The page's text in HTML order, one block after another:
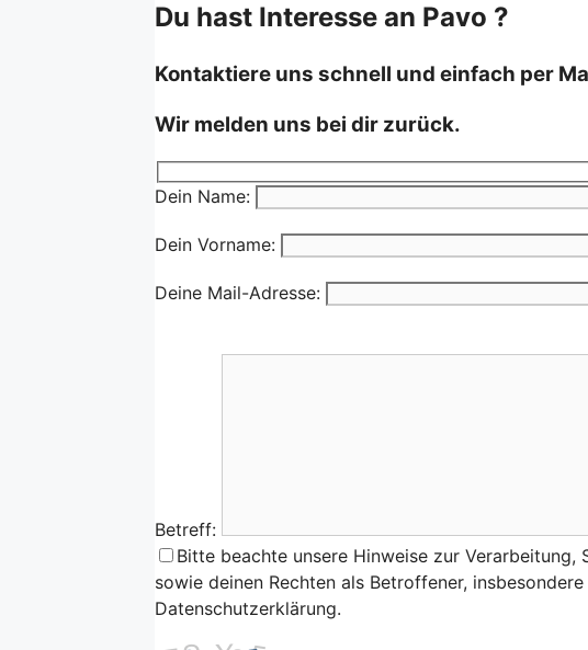
Du hast Interesse an Pavo ?
Kontaktiere uns schnell und einfach per
Wir melden uns bei dir zurück.
Dein Name:
Dein Vorname:
Deine Mail-Adresse:
Betreff:
Bitte beachte unsere Hinweise zur
sowie deinen Rechten als Betroffener,
Datenschutzerklärung.